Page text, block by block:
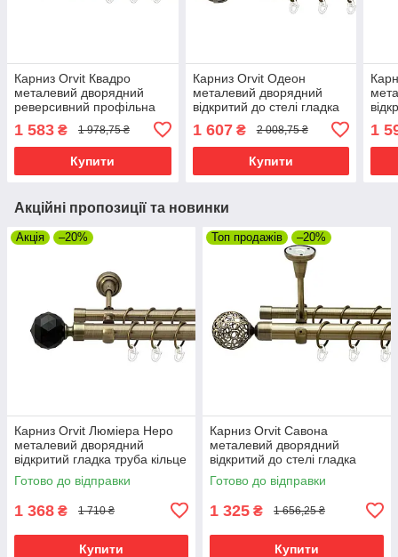
Карниз Orvit Квадро
металевий дворядний
реверсивний профільна
труба Антик 19\19 мм 240
см (00-00013434)
1 583 ₴ 1 978,75 ₴
Купити
Карниз Orvit Одеон
металевий дворядний
відкритий до стелі гладка
Антик 25\19 мм 300 см
(00-00018647)
1 607₴ 2 008,75 ₴
Купити
240
1
Акційні пропозиції та новинки
Акція –20%
Карниз Orvit Люміера Неро
металевий дворядний
відкритий гладка труба кільце
металеве Антик 25\19 мм 240
см (00-00024370)
Готово до відправки
1 368 ₴ 1 710 ₴
Купити
Топ продажів –20%
Карниз Orvit Савона
металевий дворядний
відкритий до стелі гладка
труба кільце металеве Антик
25\19 мм 240 см (00-
Готово до відправки
1 325 ₴ 1 656,25 ₴
Купити